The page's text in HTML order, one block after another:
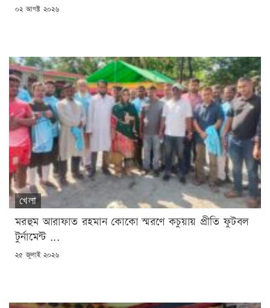
POSTED
০২ আগষ্ট ২০২৬
খেলা
মরহুম আরাফাত রহমান কোকো স্মরণে কচুয়ায় প্রীতি ফুটবল
টুর্নামেন্ট ...
POSTED
২৫ জুলাই ২০২৬